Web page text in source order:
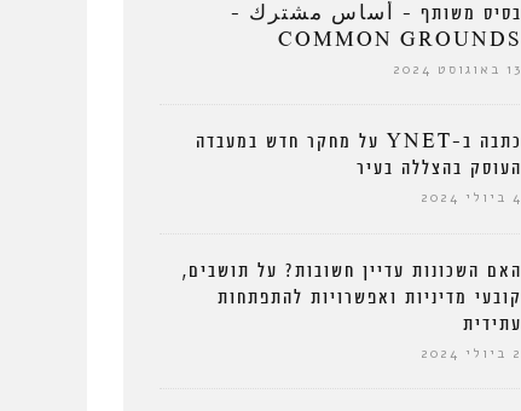
בסיס משותף – أساس مشترك –
COMMON GROUNDS
13 באוגוסט 2024
כתבה ב-YNET על מחקר חדש במעבדה
העוסק בהצללה בעיר
4 ביולי 2024
האם השכונות עדיין חשובות? על תושבים,
קובעי מדיניות ואפשרויות להתפתחות
עתידית
2 ביולי 2024